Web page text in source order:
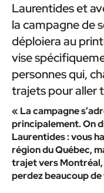
Laurentides et
la campagne de
déploiera au
vise
personnes qui,
trajets pour aller
« La campagne
principalement. On
Laurentides : vous
région du Québec,
trajet vers Montréal,
perdez beaucoup